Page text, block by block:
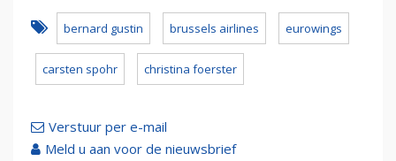
bernard gustin brussels airlines eurowings
carsten spohr christina foerster
Verstuur per e-mail
Meld u aan voor de nieuwsbrief